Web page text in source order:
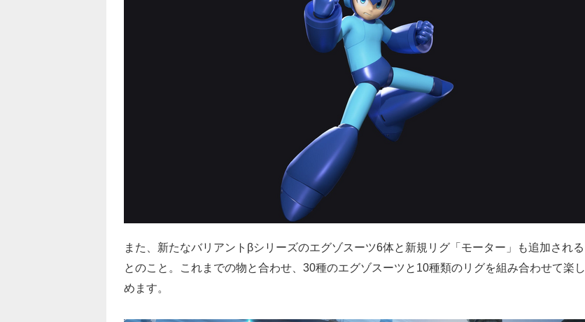
また、新たなバリアントβシリーズのエグゾスーツ6体と新規リグ「モーター」も追加される
とのこと。これまでの物と合わせ、30種のエグゾスーツと10種類のリグを組み合わせて楽し
めます。